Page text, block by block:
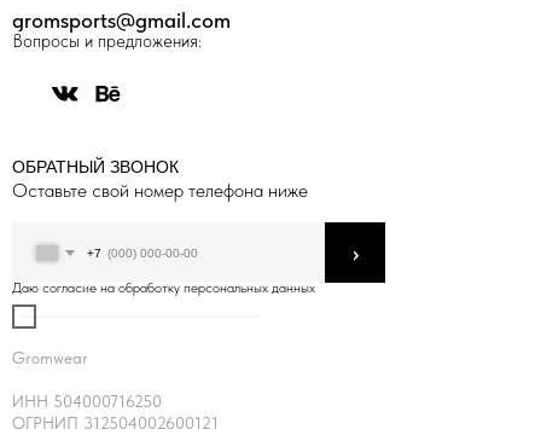
gromsports@gmail.com
Gromwear
ИНН 504000716250
ОГРНИП 312504002600121
Вопросы и предложения:
ОБРАТНЫЙ ЗВОНОК
Оставьте свой номер телефона ниже
+7
Даю согласие на обработку персональных данных
›